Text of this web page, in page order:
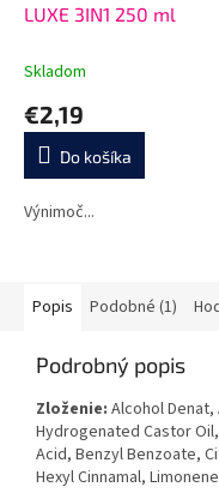
LUXE 3IN1 250 ml
Skladom
€2,19
Do košíka
Výnimoč...
Popis Podobné (1)
Podrobný popis
Zloženie: Alcohol Denat,
Hydrogenated Castor
Acid, Benzyl Benzoate,
Hexyl Cinnamal,